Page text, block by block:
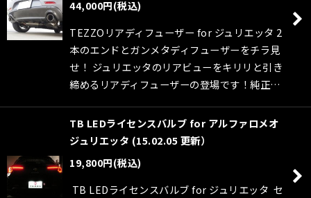
44,000円(税込)
TEZZOリアディフューザー for ジュリエッタ 2
本のエンドとガンメタディフューザーをチラ見
せ！ ジュリエッタのリアビューをキリリと引き
締めるリアディフューザーの登場です！純正…
TB LEDライセンスバルブ for アルファロメオ
ジュリエッタ (15.02.05 更新）
19,800円(税込)
TB LEDライセンスバルブ for ジュリエッタ セ